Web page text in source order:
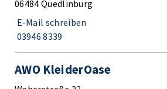
06484 Quedlinburg
E-Mail schreiben
03946 8339
AWO KleiderOase